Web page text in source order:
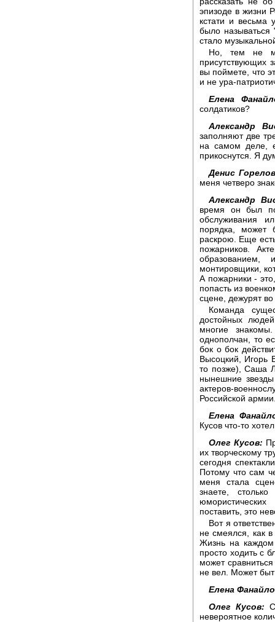
эпизоде в жизни
кстати и весьма
было называться
стало
Но, тем не
присутствующих
вы поймете, что
и не ура-
Елена
солдатиков?
Александр
заполняют две
на самом деле,
прикоснутся. Я
Денис
меня четверо
Александр
время он был
обслуживания
порядка, может
раскрою. Еще
пожарников.
монтировщики,
А пожарники -
попасть из
сцене, дежурят
Команда
достойных
многие
однополчан, то
бок о бок
Высоцкий, Игорь
то позже), Саша
нынешние
актеров-
Российской
Елена
Кусов что-то
Олег Кусов:
их творческому
сегодня
Потому что сам
меня стала
знаете,
поставить, это
Вот я
не смеялся, как в
Жизнь на каждом
просто ходить с
может
не вел. Может
Елена
Олег Кусов:
невероятное